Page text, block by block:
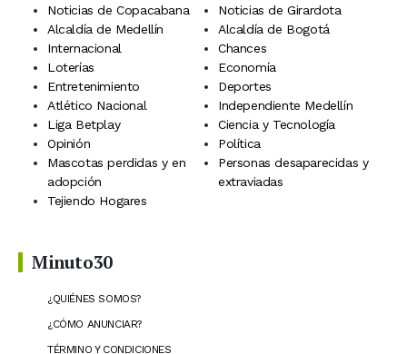
Noticias de Copacabana
Noticias de Girardota
Alcaldía de Medellín
Alcaldía de Bogotá
Internacional
Chances
Loterías
Economía
Entretenimiento
Deportes
Atlético Nacional
Independiente Medellín
Liga Betplay
Ciencia y Tecnología
Opinión
Política
Mascotas perdidas y en
adopción
Personas desaparecidas y
extraviadas
Tejiendo Hogares
Minuto30
¿QUIÉNES SOMOS?
¿CÓMO ANUNCIAR?
TÉRMINO Y CONDICIONES